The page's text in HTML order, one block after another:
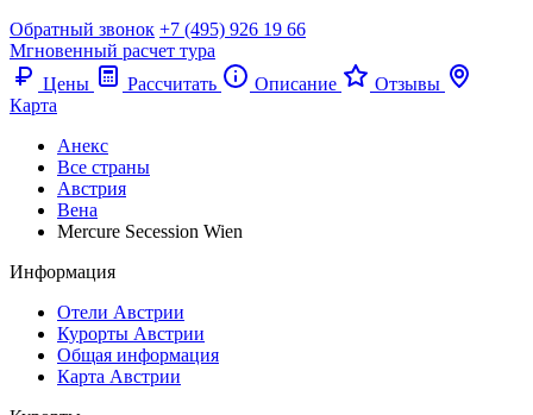
Обратный звонок +7 (495) 926 19 66
Мгновенный расчет тура
Цены
Рассчитать Описание
Отзывы
Карта
Анекс
Все страны
Австрия
Вена
Mercure Secession Wien
Информация
Отели Австрии
Курорты Австрии
Общая информация
Карта Австрии